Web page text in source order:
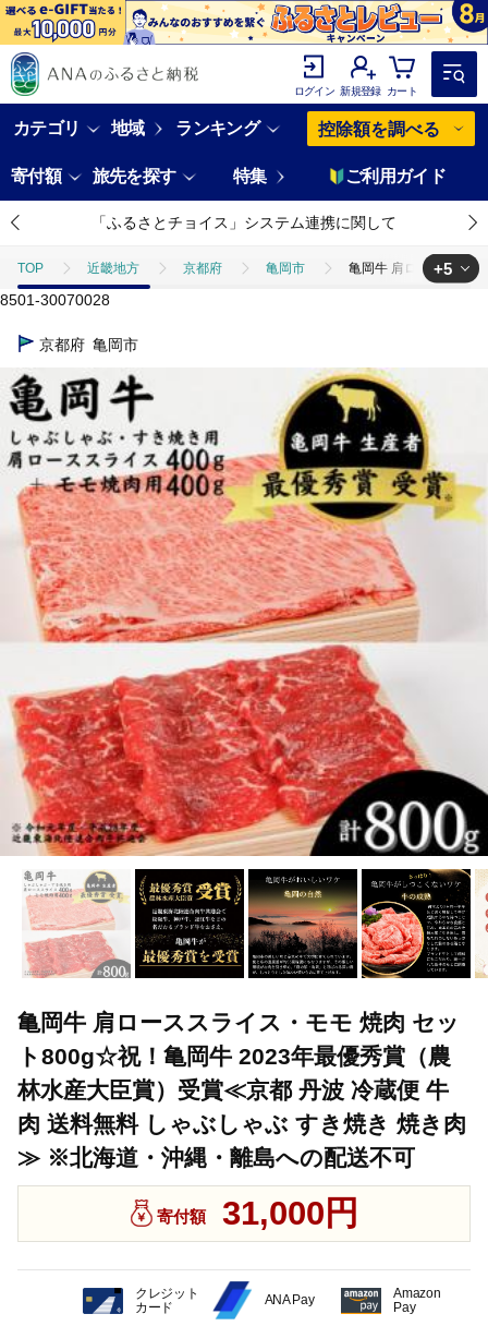
ログイン 新規登録 カート
カテゴリ 地域 ランキング 控除額を調べる
寄付額 旅先を探す 特集 ご利用ガイド
「ふるさとチョイス」システム連携に関して
TOP 近畿地方 京都府 亀岡市 亀岡牛 肩ローススラ
TOP 肉
TOP 肉
TOP 肉 牛肉 亀岡牛 肩ローススライス・
TOP 肉 牛肉 すき焼き(牛肉) 亀岡牛 肩ローススライ
TOP 肉 牛肉 しゃぶしゃぶ(牛肉) 亀岡牛 肩ロースス
+5
8501-30070028
京都府 亀岡市
亀岡牛 肩ローススライス・モモ 焼肉 セッ
ト800g☆祝！亀岡牛 2023年最優秀賞（農
林水産大臣賞）受賞≪京都 丹波 冷蔵便 牛
肉 送料無料 しゃぶしゃぶ すき焼き 焼き肉
≫ ※北海道・沖縄・離島への配送不可
寄付額 31,000円
クレジット
カード
ANA Pay
Amazon
Pay